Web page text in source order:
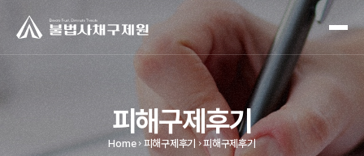
피해구제후기
Home 피해구제후기 피해구제후기